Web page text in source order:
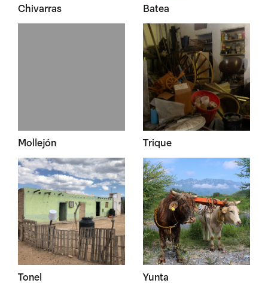
Chivarras Batea
Mollejón Trique
Tonel Yunta